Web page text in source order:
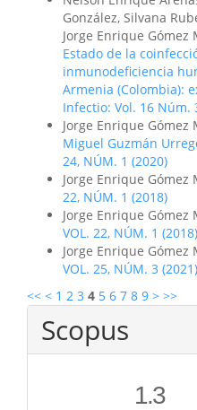
González, Silvana
Jorge Enrique
Estado de la
inmunodeficiencia
Armenia (Colombia):
Infectio: Vol. 16 Núm.
Jorge Enrique Gómez
Miguel Guzmán
24, NÚM. 1 (2020)
Jorge Enrique Gómez
22, NÚM. 1 (2018)
Jorge Enrique Gómez
VOL. 22, NÚM. 1 (2018)
Jorge Enrique Gómez
VOL. 25, NÚM. 3 (2021)
<< < 1 2 3 4 5 6 7 8 9 > >>
Scopus
1.3